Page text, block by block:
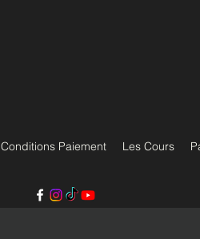
Conditions Paiement Les Cours